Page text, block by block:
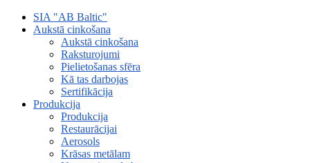
SIA "AB Baltic"
Aukstā cinkošana
Aukstā cinkošana
Raksturojumi
Pielietošanas sfēra
Kā tas darbojas
Sertifikācija
Produkcija
Produkcija
Restaurācijai
Aerosols
Krāsas metālam